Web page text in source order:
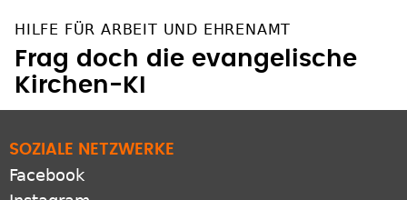
HILFE FÜR ARBEIT UND EHRENAMT
Frag doch die evangelische
Kirchen-KI
SOZIALE NETZWERKE
Facebook